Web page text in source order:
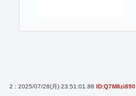
2 : 2025/07/28(月) 23:51:01.88 ID:Q7M8zi890